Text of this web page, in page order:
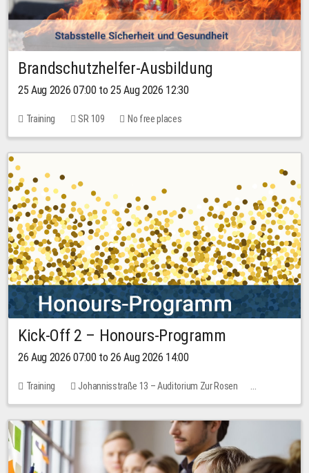
Brandschutzhelfer-Ausbildung
25 Aug 2026 07:00 to 25 Aug 2026 12:30
Training SR 109 No free places
Kick-Off 2 – Honours-Programm
26 Aug 2026 07:00 to 26 Aug 2026 14:00
Training
Johannisstraße 13 – Auditorium Zur Rosen
No free places